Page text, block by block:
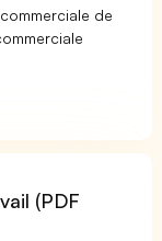
de
(PDF